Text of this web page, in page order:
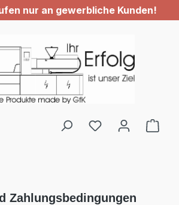
nur an gewerbliche Kunden!
Du hast 0
Zahlungsbedingungen